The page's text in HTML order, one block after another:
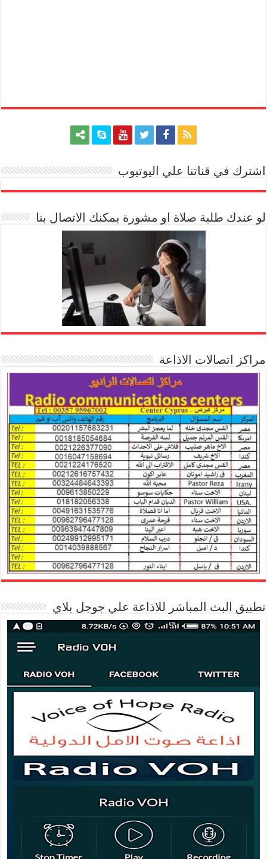
اشترك في قناتنا علي اليوتيوب
لو عندك طلبة صلاة او مشورة يمكنك الاتصال بنا
مراكز اتصالات الاذاعة
تطبيق البث المباشر للاذاعة علي جوجل بلاي